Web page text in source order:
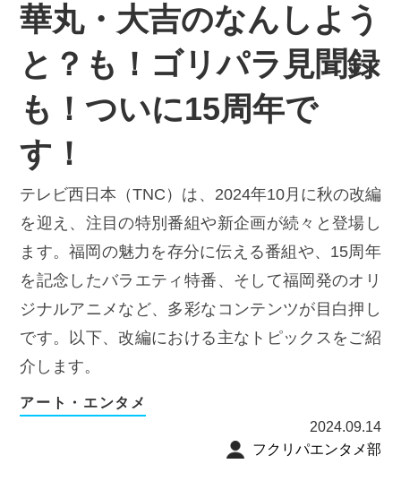
華丸・大吉のなんしよう
と？も！ゴリパラ見聞録
も！ついに15周年で
す！
テレビ西日本（TNC）は、2024年10月に秋の改編
を迎え、注目の特別番組や新企画が続々と登場し
ます。福岡の魅力を存分に伝える番組や、15周年
を記念したバラエティ特番、そして福岡発のオリ
ジナルアニメなど、多彩なコンテンツが目白押し
です。以下、改編における主なトピックスをご紹
介します。
アート・エンタメ
2024.09.14
フクリパエンタメ部